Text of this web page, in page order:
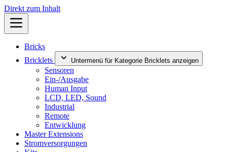
Direkt zum Inhalt
Bricks
Bricklets
Untermenü für Kategorie Bricklets anzeigen
Sensoren
Ein-/Ausgabe
Human Input
LCD, LED, Sound
Industrial
Remote
Entwicklung
Master Extensions
Stromversorgungen